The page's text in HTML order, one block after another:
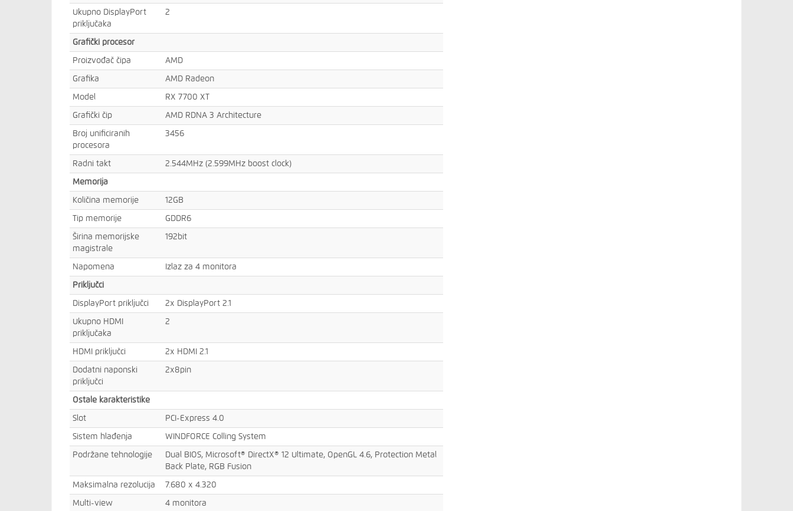
Ukupno DisplayPort
priključaka
2
Grafički procesor
Proizvođač čipa AMD
Grafika AMD Radeon
Model RX 7700 XT
Grafički čip AMD RDNA 3 Architecture
Broj unificiranih
procesora
3456
Radni takt 2.544MHz (2.599MHz boost clock)
Memorija
Količina memorije 12GB
Tip memorije GDDR6
Širina memorijske
magistrale
192bit
Napomena Izlaz za 4 monitora
Priključci
DisplayPort priključci 2x DisplayPort 2.1
Ukupno HDMI
priključaka
2
HDMI priključci 2x HDMI 2.1
Dodatni naponski
priključci
2x8pin
Ostale karakteristike
Slot PCI-Express 4.0
Sistem hlađenja WINDFORCE Colling System
Podržane tehnologije
Dual BIOS, Microsoft® DirectX® 12 Ultimate, OpenGL 4.6, Protection Metal
Back Plate, RGB Fusion
Maksimalna rezolucija 7.680 x 4.320
Multi-view 4 monitora